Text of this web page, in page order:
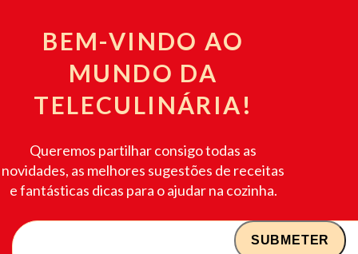
BEM-VINDO AO
MUNDO DA
TELECULINÁRIA!
Queremos partilhar consigo todas as
novidades, as melhores sugestões de receitas
e fantásticas dicas para o ajudar na cozinha.